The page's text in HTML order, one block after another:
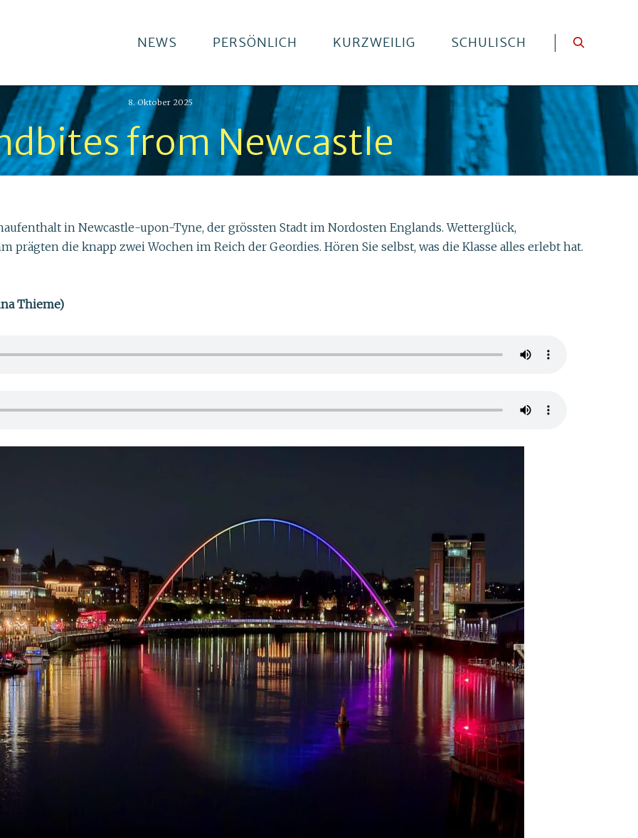
NEWS PERSÖNLICH KURZWEILIG SCHULISCH
8. Oktober 2025
from Newcastle
in Newcastle-upon-Tyne, der grössten Stadt im Nordosten Englands. Wetterglück,
die knapp zwei Wochen im Reich der Geordies. Hören Sie selbst, was die Klasse alles erlebt hat.
Thieme)